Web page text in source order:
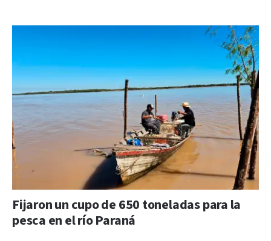
Fijaron un cupo de 650 toneladas para la
pesca en el río Paraná